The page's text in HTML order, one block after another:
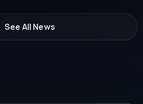
See All News